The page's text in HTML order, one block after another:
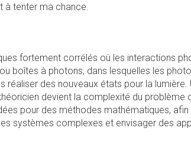
tenter ma chance.
fortement corrélés où les interactions
boîtes à photons, dans lesquelles les
des nouveaux états pour la
devient la complexité du
pour des méthodes mathématiques,
systèmes complexes et envisager des